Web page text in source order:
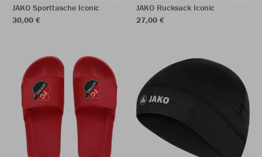
JAKO Sporttasche Iconic
30,00 €
JAKO Rucksack Iconic
27,00 €